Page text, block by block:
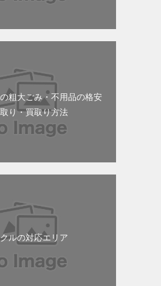
粗大ごみ・不用品の格安
り・買取り方法
ルの対応エリア